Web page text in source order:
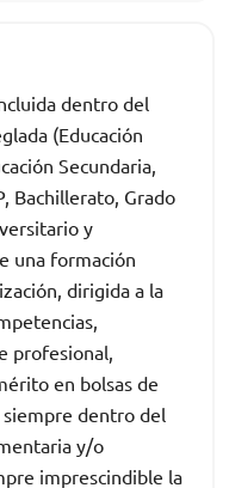
dentro del
(Educación
Secundaria,
Bachillerato, Grado
y
una formación
dirigida a la
profesional,
en bolsas de
siempre dentro del
y/o
imprescindible la